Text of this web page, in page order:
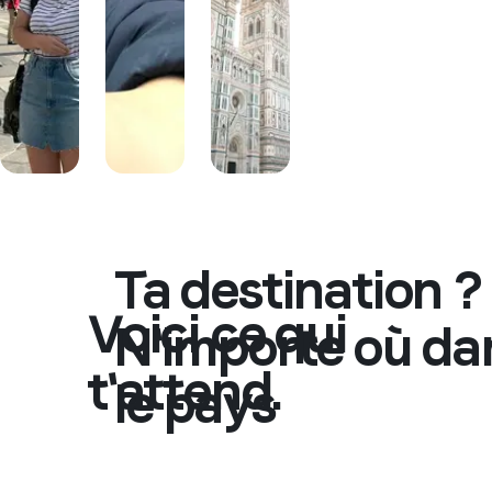
Ta destination ?
N'importe où
le pays
Voici ce qui
t'attend.